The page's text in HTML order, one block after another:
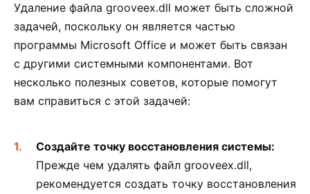
Удаление файла grooveex.dll может быть сложной
задачей, поскольку он является частью
программы Microsoft Office и может быть связан
с другими системными компонентами. Вот
несколько полезных советов, которые помогут
вам справиться с этой задачей:
Создайте точку восстановления системы:
Прежде чем удалять файл grooveex.dll,
рекомендуется создать точку восстановления